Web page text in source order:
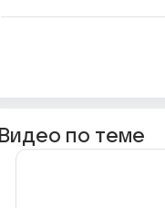
Видео по теме